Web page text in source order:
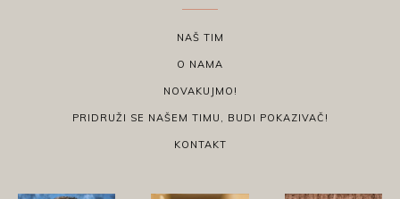
NAŠ TIM
O NAMA
NOVAKUJMO!
PRIDRUŽI SE NAŠEM TIMU, BUDI POKAZIVAČ!
KONTAKT